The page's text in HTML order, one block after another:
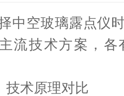
空玻璃露点仪时
流技术方案，各
术原理对比